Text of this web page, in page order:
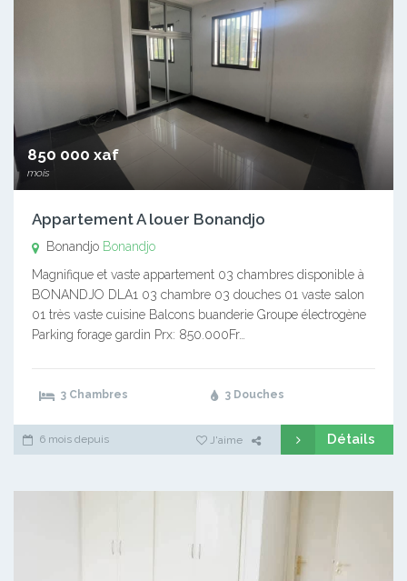
850 000 xaf
mois
Appartement A louer Bonandjo
Bonandjo Bonandjo
Magnifique et vaste appartement 03 chambres disponible à
BONANDJO DLA1 03 chambre 03 douches 01 vaste salon
01 très vaste cuisine Balcons buanderie Groupe électrogène
Parking forage gardin Prx: 850.000Fr…
3 Chambres 3 Douches
6 mois depuis J'aime Détails